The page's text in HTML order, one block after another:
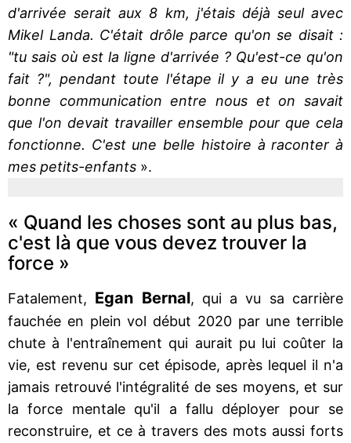
d'arrivée serait aux 8 km, j'étais déjà seul avec
Mikel Landa. C'était drôle parce qu'on se disait :
"tu sais où est la ligne d'arrivée ? Qu'est-ce qu'on
fait ?", pendant toute l'étape il y a eu une très
bonne communication entre nous et on savait
que l'on devait travailler ensemble pour que cela
fonctionne. C'est une belle histoire à raconter à
mes petits-enfants ».
« Quand les choses sont au plus bas,
c'est là que vous devez trouver la
force »
Fatalement, Egan Bernal, qui a vu sa carrière
fauchée en plein vol début 2020 par une terrible
chute à l'entraînement qui aurait pu lui coûter la
vie, est revenu sur cet épisode, après lequel il n'a
jamais retrouvé l'intégralité de ses moyens, et sur
la force mentale qu'il a fallu déployer pour se
reconstruire, et ce à travers des mots aussi forts